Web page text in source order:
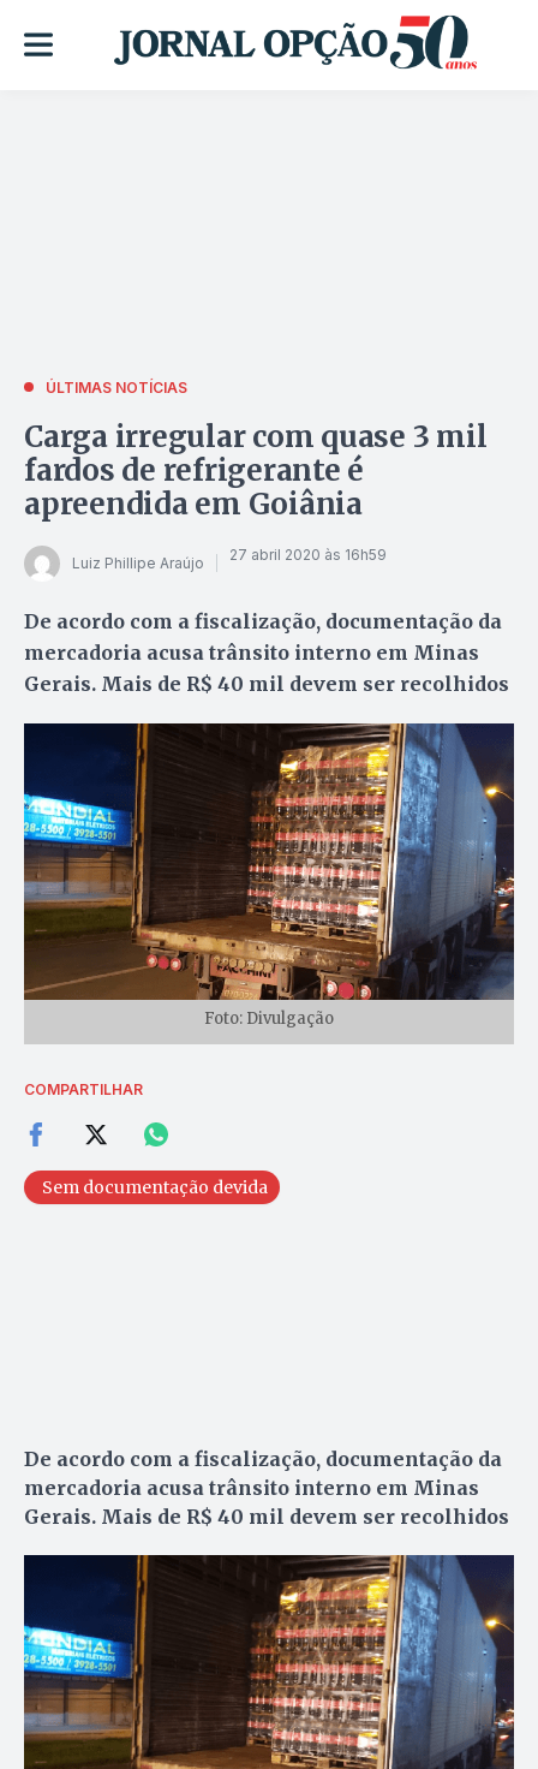
ÚLTIMAS NOTÍCIAS
Carga irregular com quase 3 mil
fardos de refrigerante é
apreendida em Goiânia
Luiz Phillipe Araújo 27 abril 2020 às 16h59
De acordo com a fiscalização, documentação da
mercadoria acusa trânsito interno em Minas
Gerais. Mais de R$ 40 mil devem ser recolhidos
Foto: Divulgação
COMPARTILHAR
Sem documentação devida
De acordo com a fiscalização, documentação da
mercadoria acusa trânsito interno em Minas
Gerais. Mais de R$ 40 mil devem ser recolhidos